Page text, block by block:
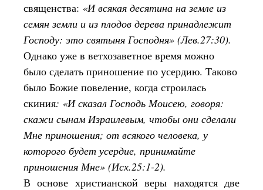
священства: «И всякая десятина на земле из
семян земли и из плодов дерева принадлежит
Господу: это святыня Господня» (Лев.27:30).
Однако уже в ветхозаветное время можно
было сделать приношение по усердию. Таково
было Божие повеление, когда строилась
скиния: «И сказал Господь Моисею, говоря:
скажи сынам Израилевым, чтобы они сделали
Мне приношения; от всякого человека, у
которого будет усердие, принимайте
приношения Мне» (Исх.25:1-2).
В основе христианской веры находятся две